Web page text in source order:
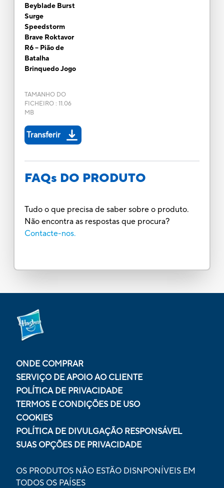
Beyblade Burst
Surge
Speedstorm
Brave Roktavor
R6 -- Pião de
Batalha
Brinquedo Jogo
TAMANHO DO
FICHEIRO: 11.06
MB
Transferir
FAQs DO PRODUTO
Tudo o que precisa de saber sobre o produto.
Não encontra as respostas que procura?
Contacte-nos.
ONDE COMPRAR
SERVIÇO DE APOIO AO CLIENTE
POLÍTICA DE PRIVACIDADE
TERMOS E CONDIÇÕES DE USO
COOKIES
POLÍTICA DE DIVULGAÇÃO RESPONSÁVEL
SUAS OPÇÕES DE PRIVACIDADE
OS PRODUTOS NÃO ESTÃO DISNPONÍVEIS EM
TODOS OS PAÍSES